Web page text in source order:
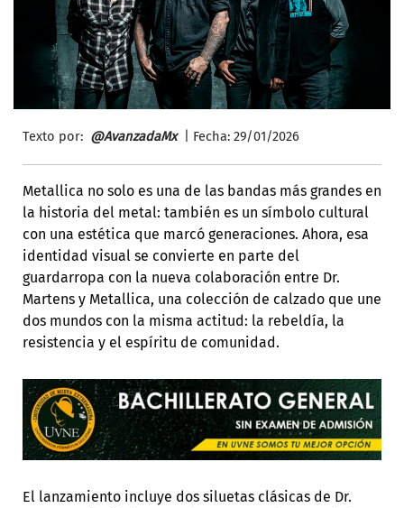
Texto por: @AvanzadaMx | Fecha: 29/01/2026
Metallica no solo es una de las bandas más grandes en
la historia del metal: también es un símbolo cultural
con una estética que marcó generaciones. Ahora, esa
identidad visual se convierte en parte del
guardarropa con la nueva colaboración entre Dr.
Martens y Metallica, una colección de calzado que une
dos mundos con la misma actitud: la rebeldía, la
resistencia y el espíritu de comunidad.
El lanzamiento incluye dos siluetas clásicas de Dr.